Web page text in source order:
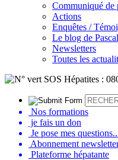
Communiqué de
Actions
Enquêtes /
Le blog de Pascal
Newsletters
Toutes les
Nos formations
je fais un don
Je pose mes
Abonnement
Plateforme hépatante